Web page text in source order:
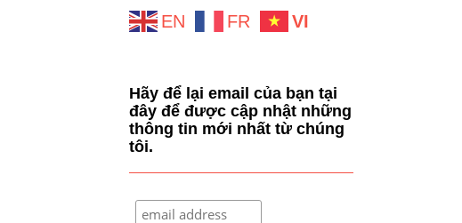
EN FR VI
Hãy để lại email của bạn tại
đây để được cập nhật những
thông tin mới nhất từ chúng
tôi.